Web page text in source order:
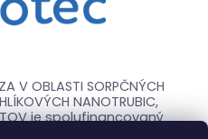
V OBLASTI SORPČNÝCH
NANOTRUBIC,
je spolufinancovaný